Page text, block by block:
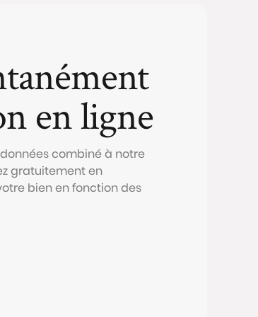
en ligne
combiné à notre
gratuitement en
bien en fonction des